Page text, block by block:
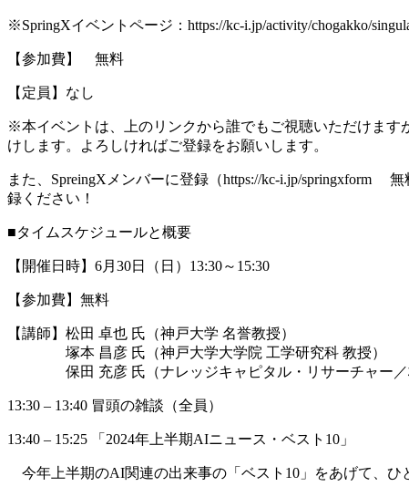
※SpringXイベントページ：https://kc-i.jp/activity/chogakko/
【参加費】 無料
【定員】なし
※本イベントは、上のリンクから誰でもご視聴いただけます
けします。よろしければご登録をお願いします。
また、SpreingXメンバーに登録（https://kc-i.jp/springxform
録ください！
■タイムスケジュールと概要
【開催日時】6月30日（日）13:30～15:30
【参加費】無料
【講師】松田 卓也 氏（神戸大学 名誉教授）
塚本 昌彦 氏（神戸大学大学院 工学研究科 教授）
保田 充彦 氏（ナレッジキャピタル・リサーチャー／株
13:30 – 13:40 冒頭の雑談（全員）
13:40 – 15:25 「2024年上半期AIニュース・ベスト10」
今年上半期のAI関連の出来事の「ベスト10」をあげて、ひ